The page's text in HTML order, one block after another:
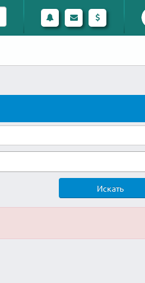
Искать